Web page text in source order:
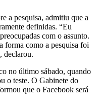
a pesquisa, admitiu que a
definidas. “Eu
com o assunto.
forma como a pesquisa foi
declarou.
no último sábado, quando
o teste. O Gabinete do
que o Facebook será